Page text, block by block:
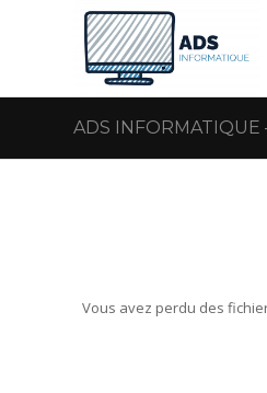
ADS
Vous avez perdu des